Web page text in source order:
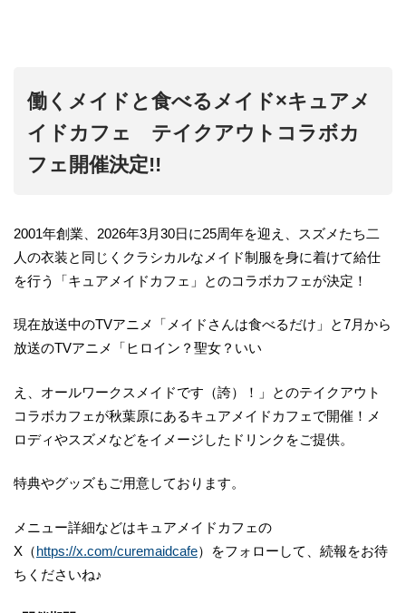
働くメイドと食べるメイド×キュアメ
イドカフェ テイクアウトコラボカ
フェ開催決定!!
2001年創業、2026年3月30日に25周年を迎え、スズメたち二
人の衣装と同じくクラシカルなメイド制服を身に着けて給仕
を行う「キュアメイドカフェ」とのコラボカフェが決定！
現在放送中のTVアニメ「メイドさんは食べるだけ」と7月から
放送のTVアニメ「ヒロイン？聖女？いい
え、オールワークスメイドです（誇）！」とのテイクアウト
コラボカフェが秋葉原にあるキュアメイドカフェで開催！メ
ロディやスズメなどをイメージしたドリンクをご提供。
特典やグッズもご用意しております。
メニュー詳細などはキュアメイドカフェの
X（https://x.com/curemaidcafe）をフォローして、続報をお待
ちくださいね♪